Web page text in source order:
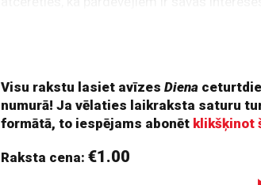
Visu rakstu lasiet avīzesDiena
numurā! Ja vēlaties laikraksta saturu
formātā, to iespējams abonēt klikšķinot
Raksta cena:€1.00